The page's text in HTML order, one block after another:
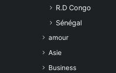
R.D Congo
Sénégal
amour
Asie
Business